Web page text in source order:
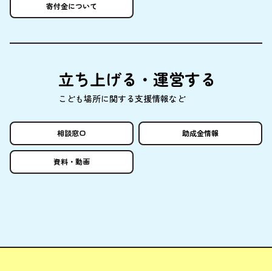
寄付金について
立ち上げる・ 運営する
こども場所に関する支援情報など
相談窓口 助成金情報
資料 ・ 動画